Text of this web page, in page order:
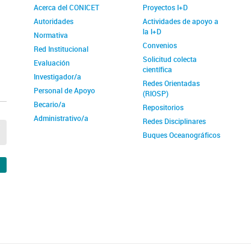
Acerca del CONICET
Autoridades
Normativa
Red Institucional
Evaluación
Investigador/a
Personal de Apoyo
Becario/a
Administrativo/a
Proyectos I+D
Actividades de apoyo a
la I+D
Convenios
Solicitud colecta
científica
Redes Orientadas
(RIOSP)
Repositorios
Redes Disciplinares
Buques Oceanográficos